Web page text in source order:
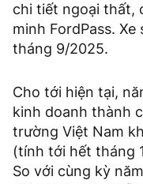
chi tiết ngoại thất,
minh FordPass.
tháng 9/2025.
Cho tới hiện tại,
kinh doanh thành
trường Việt Nam
(tính tới hết tháng
So với cùng kỳ